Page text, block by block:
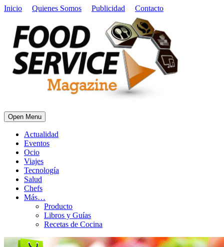
Inicio Quienes Somos Publicidad Contacto
Open Menu
Actualidad
Eventos
Ocio
Viajes
Tecnología
Salud
Chefs
Más…
Producto
Libros y Guías
Recetas de Cocina